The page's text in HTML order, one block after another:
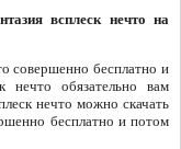
всплеск нечто на
совершенно бесплатно и
нечто обязательно вам
нечто можно скачать
бесплатно и потом